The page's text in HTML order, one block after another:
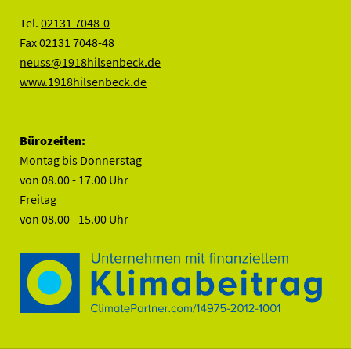
Tel. 02131 7048-0
Fax 02131 7048-48
neuss@1918hilsenbeck.de
www.1918hilsenbeck.de
Bürozeiten:
Montag bis Donnerstag
von 08.00 - 17.00 Uhr
Freitag
von 08.00 - 15.00 Uhr